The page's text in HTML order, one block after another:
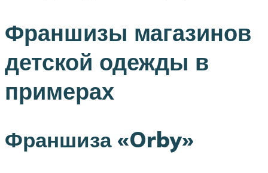
Франшизы магазинов
детской одежды в
примерах
Франшиза «Orby»